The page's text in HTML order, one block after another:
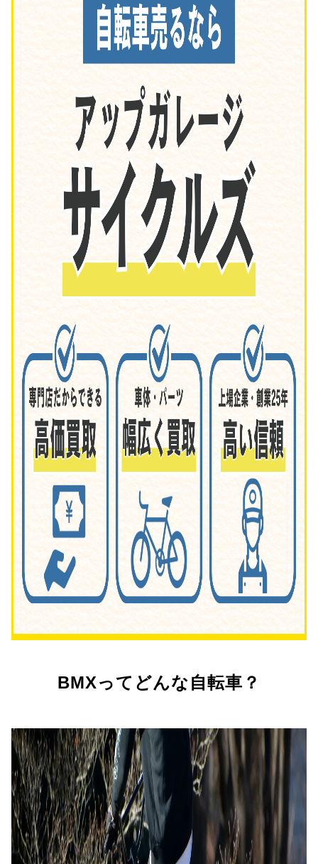
BMXってどんな自転車？